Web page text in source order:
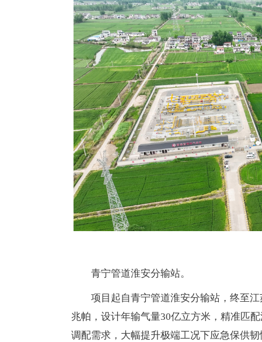
青宁管道淮安分输站。
项目起自青宁管道淮安分输站，终至
兆帕，设计年输气量30亿立方米，精准匹
调配需求，大幅提升极端工况下应急保供韧